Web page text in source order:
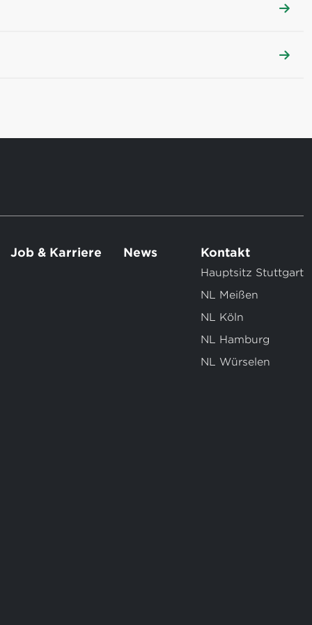
Job & Karriere News Kontakt
Hauptsitz Stuttgart
NL Meißen
NL Köln
NL Hamburg
NL Würselen